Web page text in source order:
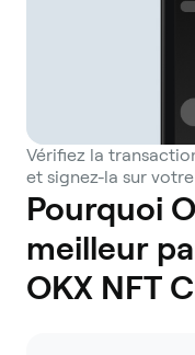
Vérifiez la
et signez-la sur
Pourquoi
meilleur
OKX NFT